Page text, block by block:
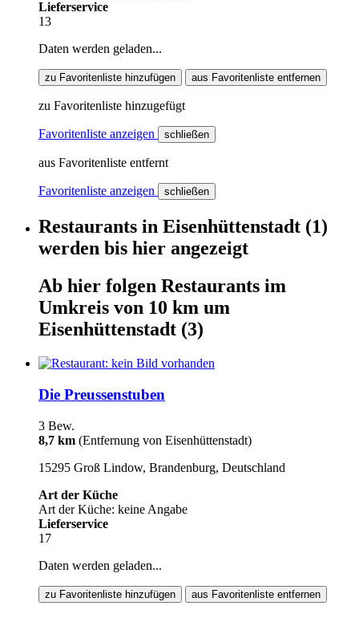
Lieferservice
13
Daten werden geladen...
zu Favoritenliste hinzufügen aus Favoritenliste entfernen
zu Favoritenliste hinzugefügt
Favoritenliste anzeigen schließen
aus Favoritenliste entfernt
Favoritenliste anzeigen schließen
Restaurants in Eisenhüttenstadt (1)
werden bis hier angezeigt
Ab hier folgen Restaurants im
Umkreis von 10 km um
Eisenhüttenstadt (3)
Die Preussenstuben
3 Bew.
8,7 km (Entfernung von Eisenhüttenstadt)
15295 Groß Lindow, Brandenburg, Deutschland
Art der Küche
Art der Küche: keine Angabe
Lieferservice
17
Daten werden geladen...
zu Favoritenliste hinzufügen aus Favoritenliste entfernen